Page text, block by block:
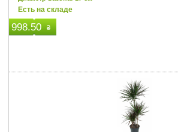
Есть на складе
998.50 ₴